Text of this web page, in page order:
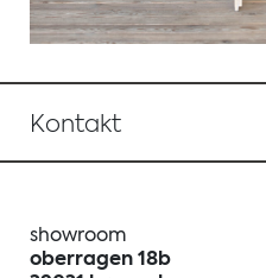
Kontakt
showroom
oberragen 18b